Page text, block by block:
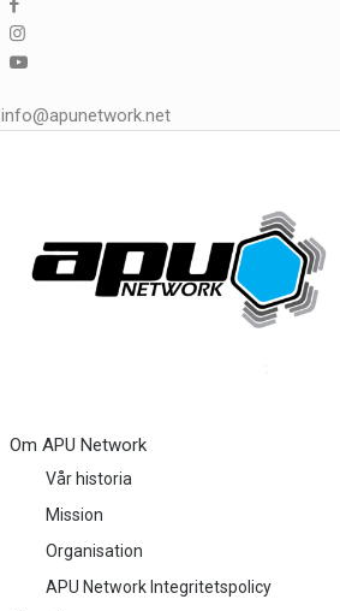
info@apunetwork.net
Om APU Network
Vår historia
Mission
Organisation
APU Network Integritetspolicy